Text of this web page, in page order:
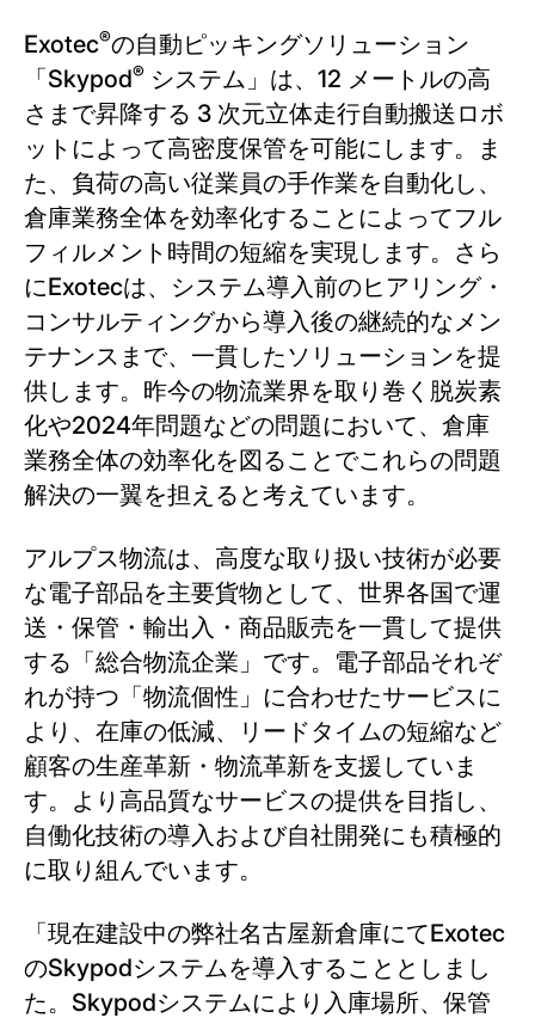
Exotec®の自動ピッキングソリューション
「Skypod® システム」は、12 メートルの高
さまで昇降する 3 次元立体走行自動搬送ロボ
ットによって高密度保管を可能にします。ま
た、負荷の高い従業員の手作業を自動化し、
倉庫業務全体を効率化することによってフル
フィルメント時間の短縮を実現します。さら
にExotecは、システム導入前のヒアリング・
コンサルティングから導入後の継続的なメン
テナンスまで、一貫したソリューションを提
供します。昨今の物流業界を取り巻く脱炭素
化や2024年問題などの問題において、倉庫
業務全体の効率化を図ることでこれらの問題
解決の一翼を担えると考えています。
アルプス物流は、高度な取り扱い技術が必要
な電子部品を主要貨物として、世界各国で運
送・保管・輸出入・商品販売を一貫して提供
する「総合物流企業」です。電子部品それぞ
れが持つ「物流個性」に合わせたサービスに
より、在庫の低減、リードタイムの短縮など
顧客の生産革新・物流革新を支援していま
す。より高品質なサービスの提供を目指し、
自働化技術の導入および自社開発にも積極的
に取り組んでいます。
「現在建設中の弊社名古屋新倉庫にてExotec
のSkypodシステムを導入することとしまし
た。Skypodシステムにより入庫場所、保管